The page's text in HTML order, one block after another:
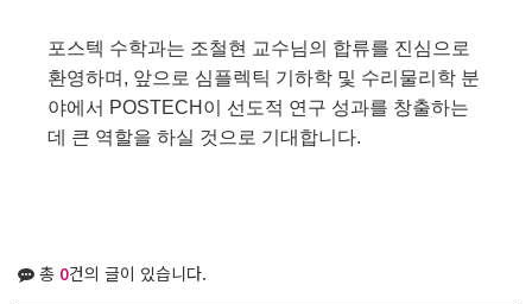
포스텍 수학과는 조철현 교수님의 합류를 진심으로
환영하며, 앞으로 심플렉틱 기하학 및 수리물리학 분
야에서 POSTECH이 선도적 연구 성과를 창출하는
데 큰 역할을 하실 것으로 기대합니다.
총 0건의 글이 있습니다.